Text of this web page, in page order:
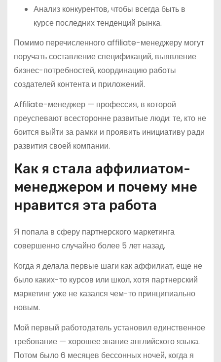
Анализ конкурентов, чтобы всегда быть в
курсе последних тенденций рынка.
Помимо перечисленного affiliate-менеджеру могут
поручать составление спецификаций, выявление
бизнес-потребностей, координацию работы
создателей контента и приложений.
Affiliate-менеджер — профессия, в которой
преуспевают всесторонне развитые люди: те, кто не
боится выйти за рамки и проявить инициативу ради
развития своей компании.
Как я стала аффилиатом-
менеджером и почему мне
нравится эта работа
Я попала в сферу партнерского маркетинга
совершенно случайно более 5 лет назад.
Когда я делала первые шаги как аффилиат, еще не
было каких-то курсов или школ, хотя партнерский
маркетинг уже не казался чем-то принципиально
новым.
Мой первый работодатель установил единственное
требование — хорошее знание английского языка.
Потом было 6 месяцев бессонных ночей, когда я